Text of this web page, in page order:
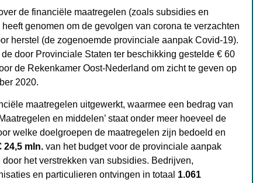
de financiële maatregelen (zoals subsidies en
genomen om de gevolgen van corona te verzachten
herstel (de zogenoemde provinciale aanpak Covid-19).
door Provinciale Staten ter beschikking gestelde € 60
de Rekenkamer Oost-Nederland om zicht te geven op
2020.
maatregelen uitgewerkt, waarmee een bedrag van
en middelen’ staat onder meer hoeveel de
welke doelgroepen de maatregelen zijn bedoeld en
24,5 mln. van het budget voor de provinciale aanpak
het verstrekken van subsidies. Bedrijven,
en particulieren ontvingen in totaal 1.061